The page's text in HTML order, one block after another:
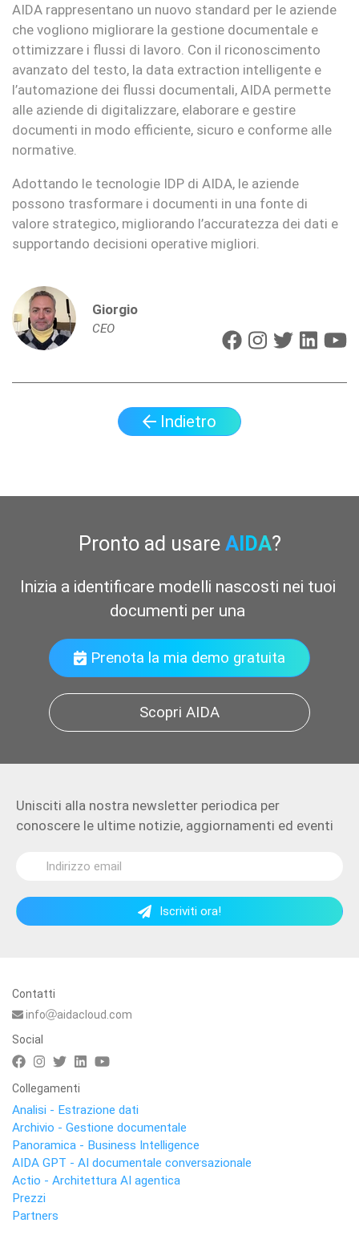
AIDA rappresentano un nuovo standard per le aziende
che vogliono migliorare la gestione documentale e
ottimizzare i flussi di lavoro. Con il riconoscimento
avanzato del testo, la data extraction intelligente e
l’automazione dei flussi documentali, AIDA permette
alle aziende di digitalizzare, elaborare e gestire
documenti in modo efficiente, sicuro e conforme alle
normative.
Adottando le tecnologie IDP di AIDA, le aziende
possono trasformare i documenti in una fonte di
valore strategico, migliorando l’accuratezza dei dati e
supportando decisioni operative migliori.
Giorgio
CEO
Indietro
Pronto ad usare AIDA?
Inizia a identificare modelli nascosti nei tuoi
documenti per una migliore
Prenota la mia demo gratuita
Scopri AIDA
Unisciti alla nostra newsletter periodica per
conoscere le ultime notizie, aggiornamenti ed eventi
Iscriviti ora!
Contatti
info
aidacloud.com
Social
Collegamenti
Analisi - Estrazione dati
Archivio - Gestione documentale
Panoramica - Business Intelligence
AIDA GPT - AI documentale conversazionale
Actio - Architettura AI agentica
Prezzi
Partners